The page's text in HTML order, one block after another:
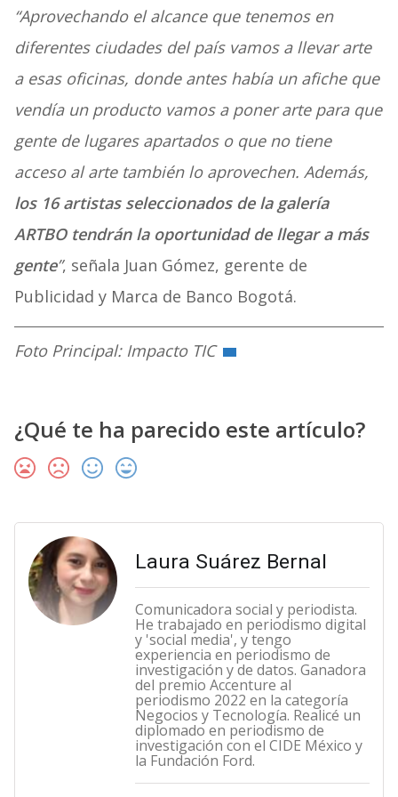
“Aprovechando el alcance que tenemos en
diferentes ciudades del país vamos a llevar arte
a esas oficinas, donde antes había un afiche que
vendía un producto vamos a poner arte para que
gente de lugares apartados o que no tiene
acceso al arte también lo aprovechen. Además,
los 16 artistas seleccionados de la galería
ARTBO tendrán la oportunidad de llegar a más
gente”, señala Juan Gómez, gerente de
Publicidad y Marca de Banco Bogotá.
Foto Principal: Impacto TIC
¿Qué te ha parecido este artículo?
Laura Suárez Bernal
Comunicadora social y periodista.
He trabajado en periodismo digital
y 'social media', y tengo
experiencia en periodismo de
investigación y de datos. Ganadora
del premio Accenture al
periodismo 2022 en la categoría
Negocios y Tecnología. Realicé un
diplomado en periodismo de
investigación con el CIDE México y
la Fundación Ford.